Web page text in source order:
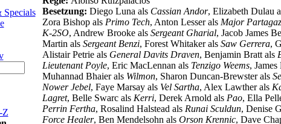
Z
Besetzung: Diego Luna als Cassian Andor, Elizabeth Dulau
Zora Bishop als Primo Tech, Anton Lesser als Major Partagaz
K-2SO, Andrew Brooke als Sergeant Gharial, Jacob James
Martin als Sergeant Benzi, Forest Whitaker als Saw Gerrera,
Alistair Petrie als General Davits Draven, Benjamin Bratt als
Lieutenant Poyle, Eric MacLennan als Tenzigo Weems,
Muhannad Bhaier als Wilmon, Sharon Duncan-Brewster als
Nower Jebel, Faye Marsay als Vel Sartha, Alex Lawther als
Lagret, Belle Swarc als Kerri, Derek Arnold als Pao, Ella
Perrin Fertha, Rosalind Halstead als Runai Sculdun, Denise
Force Healer, Ben Mendelsohn als Orson Krennic, Dave